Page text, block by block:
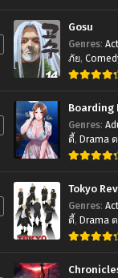
Gosu
Genres:
ภัย,
มังฮวา
Boarding
Genres:
ดี้, Drama
ติก
Tokyo
Genres:
ดี้, Drama